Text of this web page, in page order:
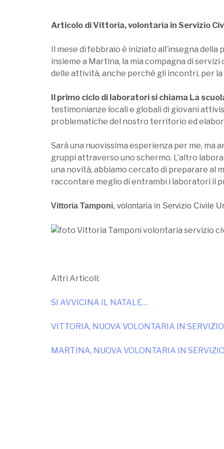
Articolo di Vittoria, volontaria in Servizio
Il mese di febbraio è iniziato all’insegna
insieme a Martina, la mia compagna di
delle attività, anche perché gli incontri, per
Il primo ciclo di laboratori si chiama La
testimonianze locali e globali di giovani
problematiche del nostro territorio ed
Sarà una nuovissima esperienza per me,
gruppi attraverso uno schermo. L’altro
una novità, abbiamo cercato di preparare al
raccontare meglio di entrambi i laboratori il
Vittoria Tamponi, volontaria in Servizio Civile
Altri Articoli:
SI AVVICINA IL NATALE…
VITTORIA, NUOVA VOLONTARIA IN
MARTINA, NUOVA VOLONTARIA IN